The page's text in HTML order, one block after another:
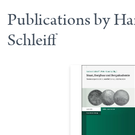
Publications by
Schleiff